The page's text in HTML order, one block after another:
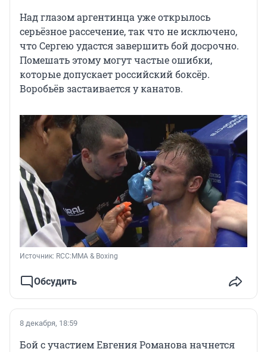
Над глазом аргентинца уже открылось
серьёзное рассечение, так что не исключено,
что Сергею удастся завершить бой досрочно.
Помешать этому могут частые ошибки,
которые допускает российский боксёр.
Воробьёв застаивается у канатов.
Источник: RCC:MMA & Boxing
Обсудить
8 декабря, 18:59
Бой с участием Евгения Романова начнется